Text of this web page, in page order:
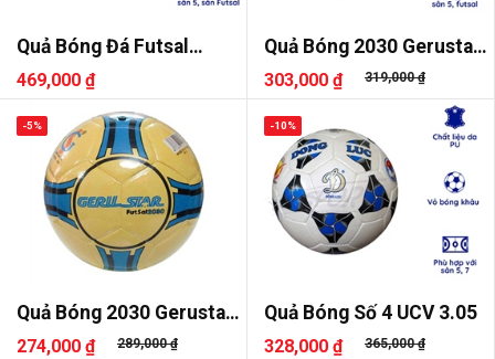
Quả Bóng Đá Futsal
AKpro AF3855
469,000 ₫
Quả Bóng 2030 Gerustar
Dán Sala
303,000 ₫ 319,000 ₫
Quả Bóng 2030 Gerustar
Dán
274,000 ₫ 289,000 ₫
-5%
Quả Bóng Số 4 UCV 3.05
328,000 ₫ 365,000 ₫
-10%